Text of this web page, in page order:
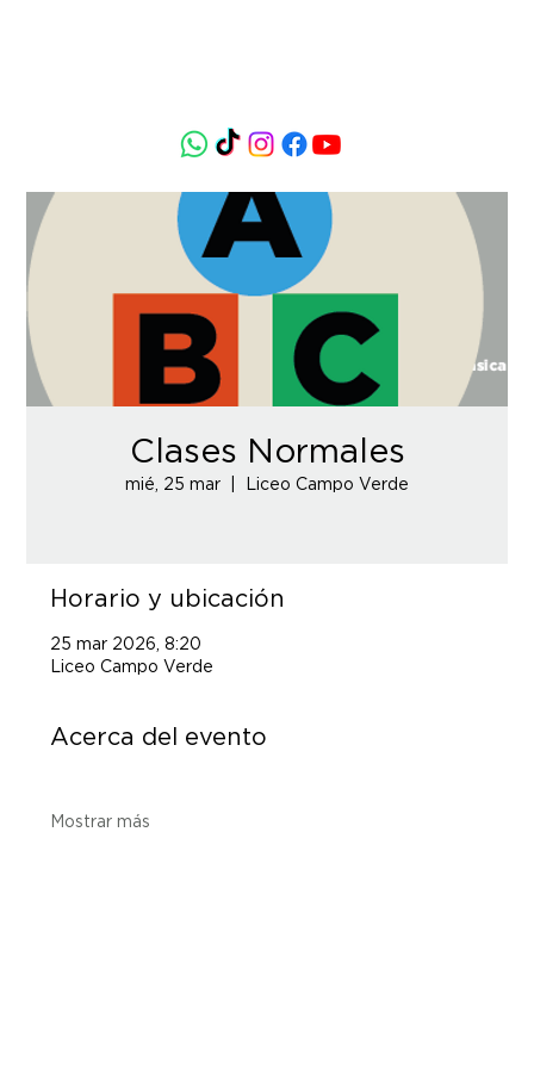
Clases Normales
mié, 25 mar Liceo Campo Verde
Horario y ubicación
25 mar 2026, 8:20
Liceo Campo Verde
Acerca del evento
Mostrar más